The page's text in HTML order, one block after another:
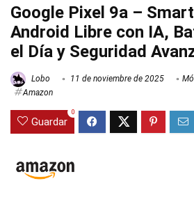
Google Pixel 9a –
Android Libre con IA,
el Día y Seguridad
Lobo 11 de noviembre de 2025
Amazon
Guardar
0